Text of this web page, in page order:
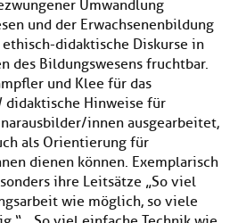
Umwandlung
und der Erwachsenenbildung
didaktische Diskurse in
des Bildungswesens fruchtbar.
und Klee für das
didaktische Hinweise für
innen ausgearbeitet,
als Orientierung für
dienen können. Exemplarisch
ihre Leitsätze „So viel
wie möglich, so viele